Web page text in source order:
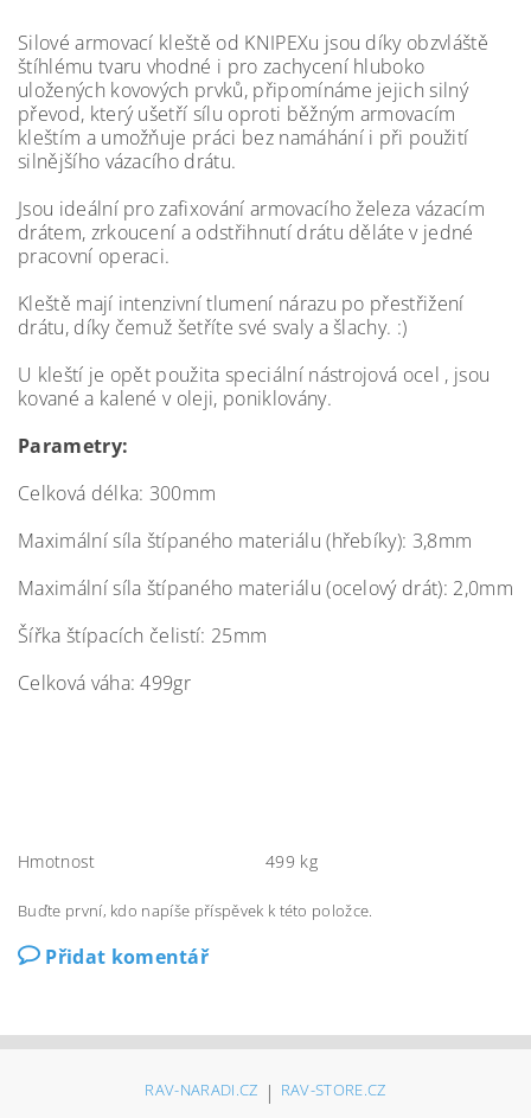
Silové armovací kleště od KNIPEXu jsou díky obzvláště
štíhlému tvaru vhodné i pro zachycení hluboko
uložených kovových prvků, připomínáme jejich silný
převod, který ušetří sílu oproti běžným armovacím
kleštím a umožňuje práci bez namáhání i při použití
silnějšího vázacího drátu.
Jsou ideální pro zafixování armovacího železa vázacím
drátem, zrkoucení a odstřihnutí drátu děláte v jedné
pracovní operaci.
Kleště mají intenzivní tlumení nárazu po přestřižení
drátu, díky čemuž šetříte své svaly a šlachy. :)
U kleští je opět použita speciální nástrojová ocel , jsou
kované a kalené v oleji, poniklovány.
Parametry:
Celková délka: 300mm
Maximální síla štípaného materiálu (hřebíky): 3,8mm
Maximální síla štípaného materiálu (ocelový drát): 2,0mm
Šířka štípacích čelistí: 25mm
Celková váha: 499gr
Hmotnost 499 kg
Buďte první, kdo napíše příspěvek k této položce.
Přidat komentář
RAV-NARADI.CZ | RAV-STORE.CZ